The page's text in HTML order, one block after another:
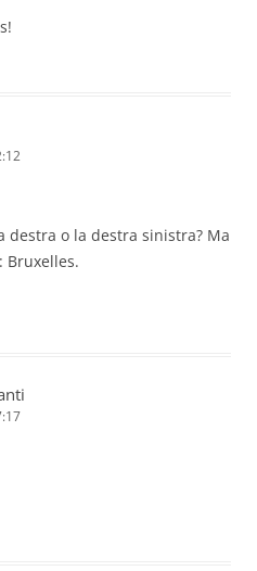
destra o la destra sinistra? Ma
Bruxelles.